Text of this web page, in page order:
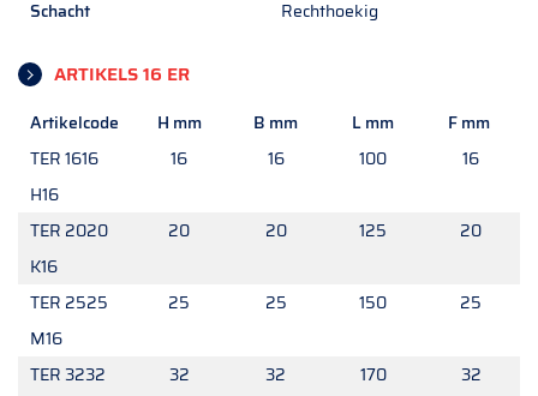
Schacht
Rechthoekig
ARTIKELS 16 ER
Artikelcode H mm B mm L mm
F mm
TER 1616
H16
16 16 100 16
TER 2020
K16
20 20 125 20
TER 2525
M16
25 25 150 25
TER 3232
32 32 170 32